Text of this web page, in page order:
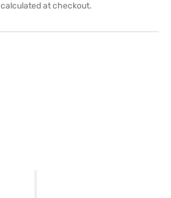
calculated at checkout.